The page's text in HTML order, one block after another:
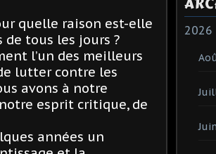
quelle raison est-elle
tous les jours ?
l’un des meilleurs
lutter contre les
avons à notre
esprit critique, de
années un
2026